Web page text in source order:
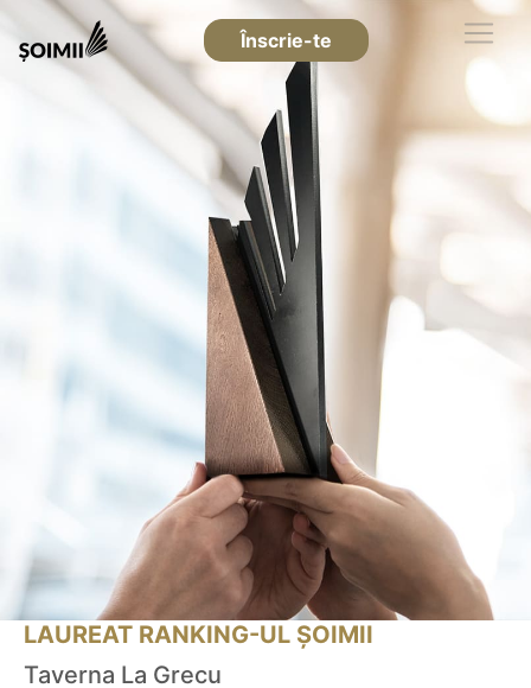
Înscrie-te
LAUREAT RANKING-UL ȘOIMII
Taverna La Grecu